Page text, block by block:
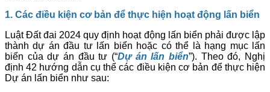
1. Các điều kiện cơ bản để thực hiện hoạt động lấn biển
Luật Đất đai 2024 quy định hoạt động lấn biển phải được lập
thành dự án đầu tư lấn biển hoặc có thể là hạng mục lấn
biển của dự án đầu tư (“Dự án lấn biển”). Theo đó, Nghị
định 42 hướng dẫn cụ thể các điều kiện cơ bản để thực hiện
Dự án lấn biển như sau: